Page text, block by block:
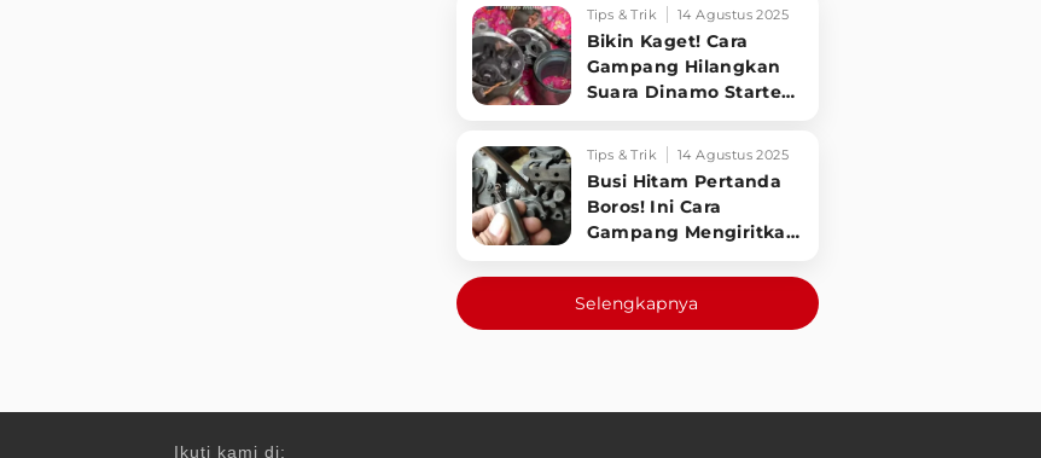
Tips & Trik 14 Agustus 2025
Bikin Kaget! Cara
Gampang Hilangkan
Suara Dinamo Starter
Dimatikan!
Tips & Trik 14 Agustus 2025
Busi Hitam Pertanda
Boros! Ini Cara
Gampang Mengiritkan
Lebih Irit!
Selengkapnya
Ikuti kami di: